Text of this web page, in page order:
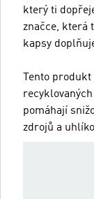
který ti
značce, která
kapsy
Tento
pomáhají
zdrojů a